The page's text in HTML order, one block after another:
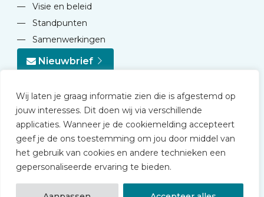
Wij laten je graag informatie zien die is afgestemd op
jouw interesses. Dit doen wij via verschillende
applicaties. Wanneer je de cookiemelding accepteert
geef je de ons toestemming om jou door middel van
het gebruik van cookies en andere technieken een
gepersonaliseerde ervaring te bieden.
—
Visie en beleid
—
Standpunten
—
Samenwerkingen
Nieuwbrief
© 2026 NVD
Privacy statement
Disclaimer